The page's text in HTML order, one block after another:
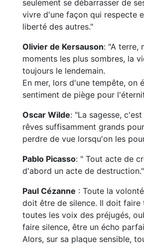
seulement se débarrasser de
vivre d'une façon qui respecte
liberté des autres."
Olivier de Kersauson: "A terre,
moments les plus sombres, la
toujours le lendemain.
En mer, lors d'une tempête, on
sentiment de piège pour
Oscar Wilde: "La sagesse,
rêves suffisamment grands
perdre de vue lorsqu'on les
Pablo Picasso: " Tout acte de
d'abord un acte de destruction."
Paul Cézanne : Toute la
doit être de silence. Il doit faire
toutes les voix des préjugés,
faire silence, être un écho
Alors, sur sa plaque sensible,